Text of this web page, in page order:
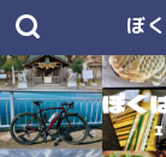
ぼ